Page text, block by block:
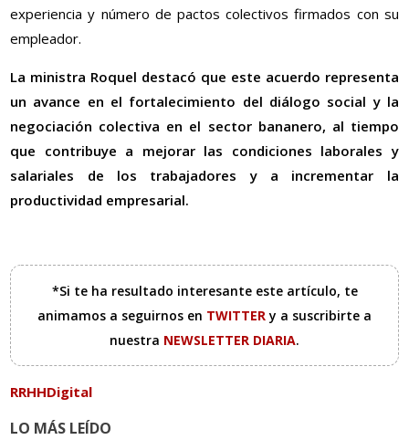
experiencia y número de pactos colectivos firmados con su
empleador.
La ministra Roquel destacó que este acuerdo representa
un avance en el fortalecimiento del diálogo social y la
negociación colectiva en el sector bananero, al tiempo
que contribuye a mejorar las condiciones laborales y
salariales de los trabajadores y a incrementar la
productividad empresarial.
*Si te ha resultado interesante este artículo, te
animamos a seguirnos en TWITTERy a suscribirte a
nuestra NEWSLETTER DIARIA.
RRHHDigital
LO MÁS LEÍDO